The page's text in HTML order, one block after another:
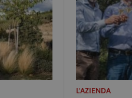
L'AZIENDA